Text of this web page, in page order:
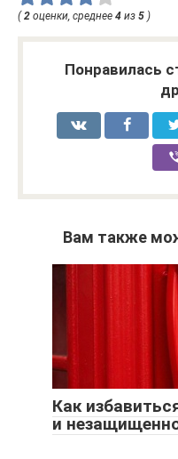
(2 оценки, среднее 4 из 5 )
Понравилась
Вам также
Как
и